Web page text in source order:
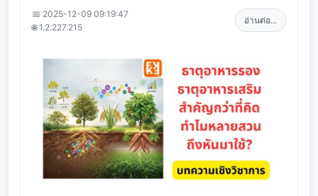
📅 2025-12-09 09:19:47
🌐 1.2.227.215
อ่านต่อ...